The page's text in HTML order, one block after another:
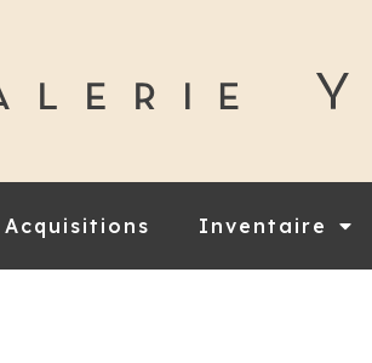
Inventaire